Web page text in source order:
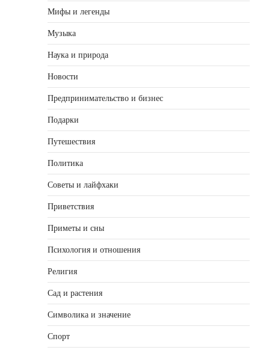
Мифы и легенды
Музыка
Наука и природа
Новости
Предпринимательство и бизнес
Подарки
Путешествия
Политика
Советы и лайфхаки
Приветствия
Приметы и сны
Психология и отношения
Религия
Сад и растения
Символика и значение
Спорт